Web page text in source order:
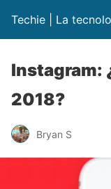
Techie | La
Instagram:
2018?
Bryan S